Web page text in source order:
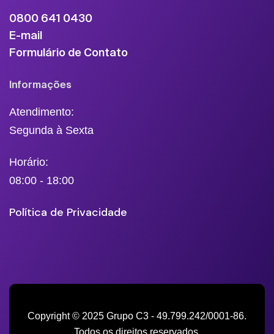
0800 641 0430
E-mail
Formulário de Contato
Informações
Atendimento:
Segunda à Sexta
Horário:
08:00 - 18:00
Política de Privacidade
Copyright © 2025 Grupo C3 - 49.799.242/0001-86.
Todos os direitos reservados.